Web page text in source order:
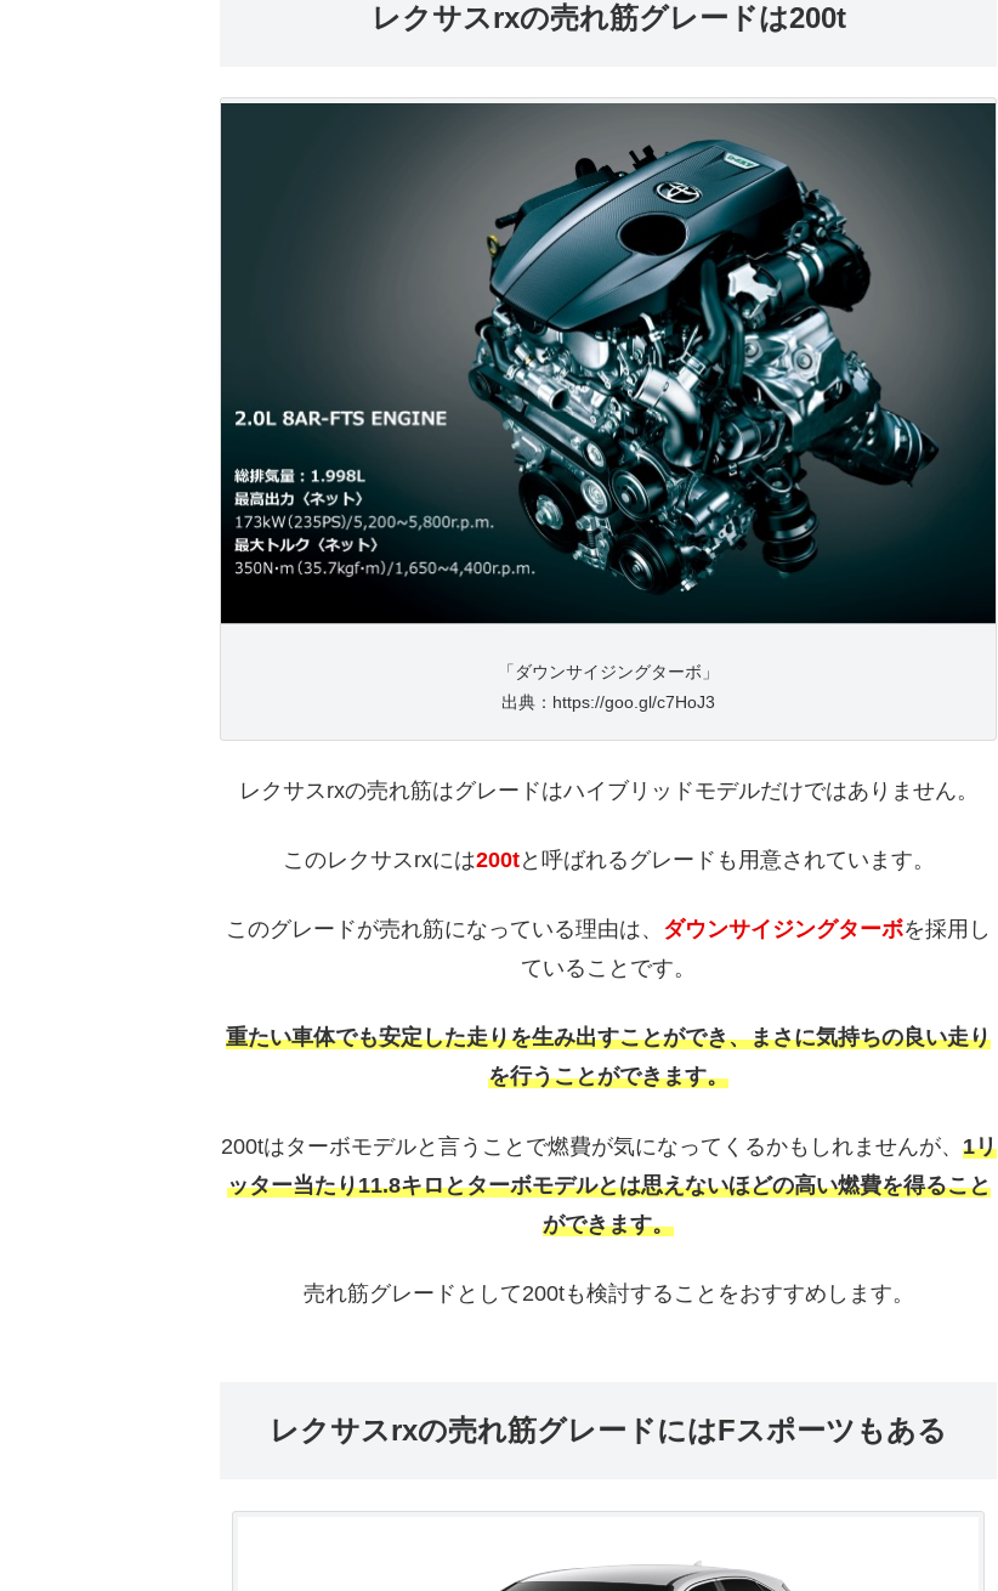
レクサスrxの売れ筋グレードは200t
「ダウンサイジングターボ」
出典：https://goo.gl/c7HoJ3
レクサスrxの売れ筋はグレードはハイブリッドモデルだけではありません。
このレクサスrxには200tと呼ばれるグレードも用意されています。
このグレードが売れ筋になっている理由は、 ダウンサイジングターボを採用し
ていることです。
重たい車体でも安定した走りを生み出すことができ、まさに気持ちの良い走り
を行うことができます。
200tはターボモデルと言うことで燃費が気になってくるかもしれませんが、 1リ
ッター当たり11.8キロとターボモデルとは思えないほどの高い燃費を得ること
ができます。
売れ筋グレードとして200tも検討することをおすすめします。
レクサスrxの売れ筋グレードにはFスポーツもある